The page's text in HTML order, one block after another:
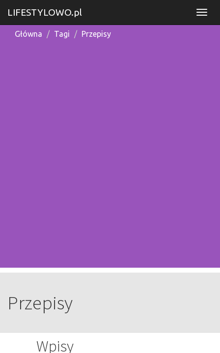
LIFESTYLOWO.pl
Główna Tagi Przepisy
Przepisy
Wpisy